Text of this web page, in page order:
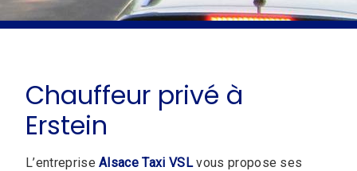
Chauffeur privé à
Erstein
L’entrepriseAlsace Taxi VSLvous propose ses